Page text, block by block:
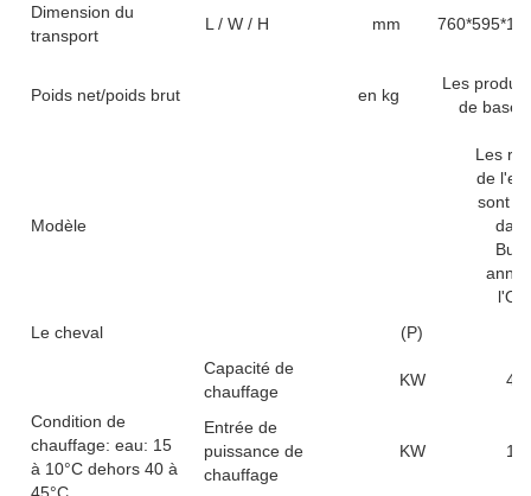
Dimension du
transport
L / W / H mm
Poids net/poids brut en kg
Les
de base
Modèle
Les
de
sont
Le cheval
(P)
Condition de
chauffage: eau: 15
à 10°C dehors 40 à
Capacité de
chauffage
KW
Entrée de
puissance de
chauffage
KW